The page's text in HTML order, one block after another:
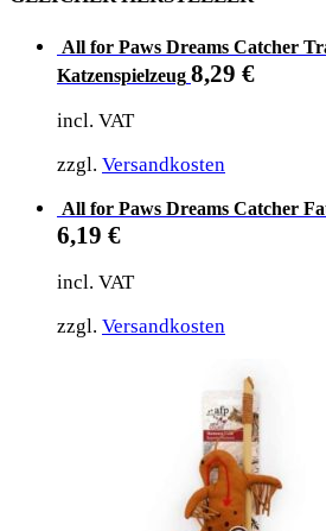
All for Paws Dreams Catcher
Katzenspielzeug 8,29 €
incl. VAT
zzgl. Versandkosten
All for Paws Dreams Catcher
6,19 €
incl. VAT
zzgl. Versandkosten